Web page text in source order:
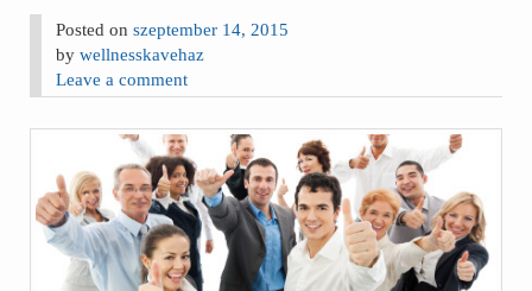
Posted onszeptember 14, 2015
bywellnesskavehaz
Leave a comment